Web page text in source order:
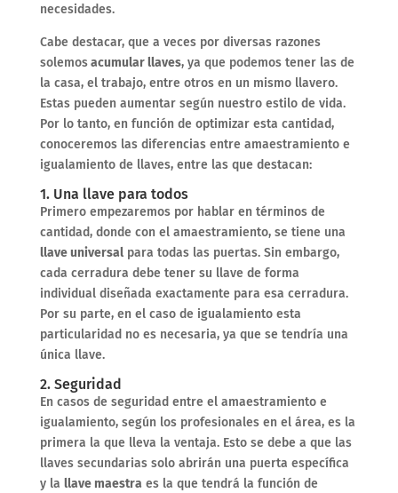
necesidades.
Cabe destacar, que a veces por diversas razones
solemosacumular llaves, ya que podemos tener las de
la casa, el trabajo, entre otros en un mismo llavero.
Estas pueden aumentar según nuestro estilo de vida.
Por lo tanto, en función de optimizar esta cantidad,
conoceremos las diferencias entre amaestramiento e
igualamiento de llaves, entre las que destacan:
1. Una llave para todos
Primero empezaremos por hablar en términos de
cantidad, donde con el amaestramiento, se tiene una
llave universalpara todas las puertas. Sin embargo,
cada cerradura debe tener su llave de forma
individual diseñada exactamente para esa cerradura.
Por su parte, en el caso de igualamiento esta
particularidad no es necesaria, ya que se tendría una
única llave.
2. Seguridad
En casos de seguridad entre el amaestramiento e
igualamiento, según los profesionales en el área, es la
primera la que lleva la ventaja. Esto se debe a que las
llaves secundarias solo abrirán una puerta específica
y la llave maestra es la que tendrá la función de